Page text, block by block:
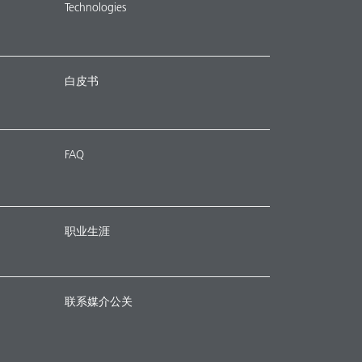
Technologies
白皮书
FAQ
职业生涯
联系媒介公关